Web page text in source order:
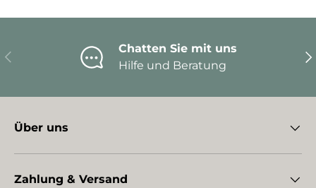
Vorherige
Chatten Sie mit uns
Hilfe und Beratung
Über uns
Zahlung & Versand